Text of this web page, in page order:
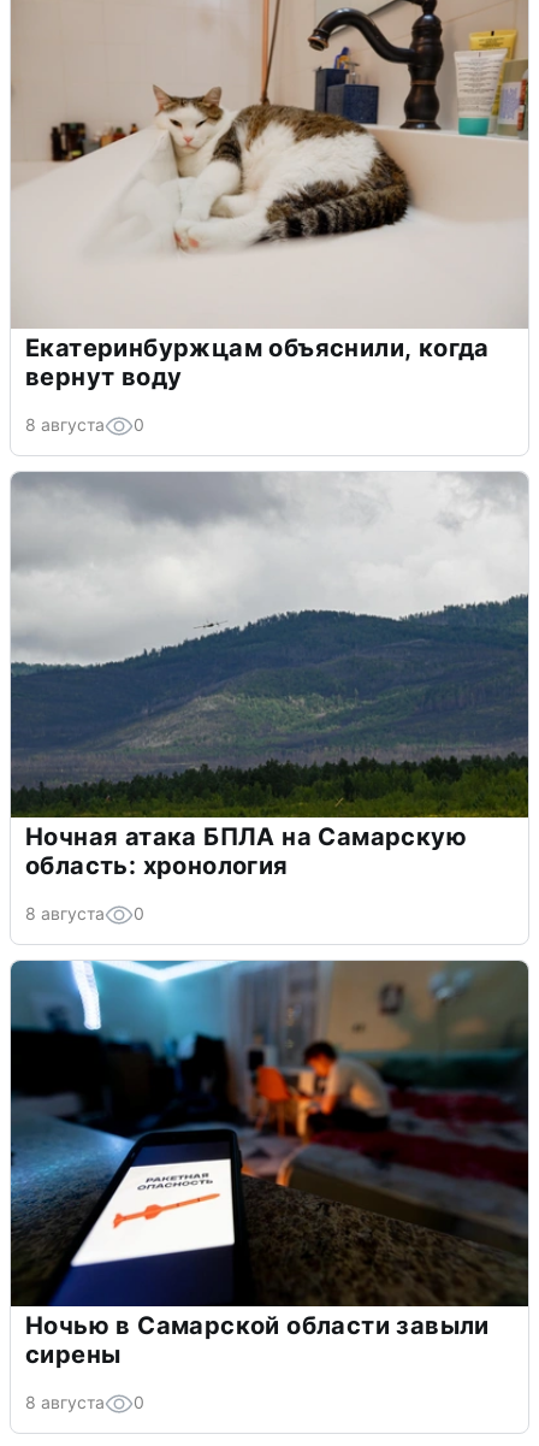
Екатеринбуржцам объяснили, когда
вернут воду
8 августа 0
Ночная атака БПЛА на Самарскую
область: хронология
8 августа 0
Ночью в Самарской области завыли
сирены
8 августа 0